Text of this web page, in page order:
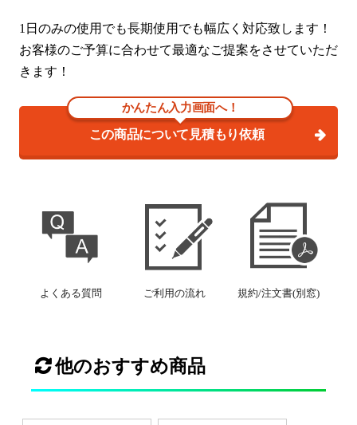
1日のみの使用でも長期使用でも幅広く対応致します！
お客様のご予算に合わせて最適なご提案をさせていただ
きます！
かんたん入力画面へ！
この商品について見積もり依頼
よくある質問 ご利用の流れ 規約/注文書(別窓)
他のおすすめ商品